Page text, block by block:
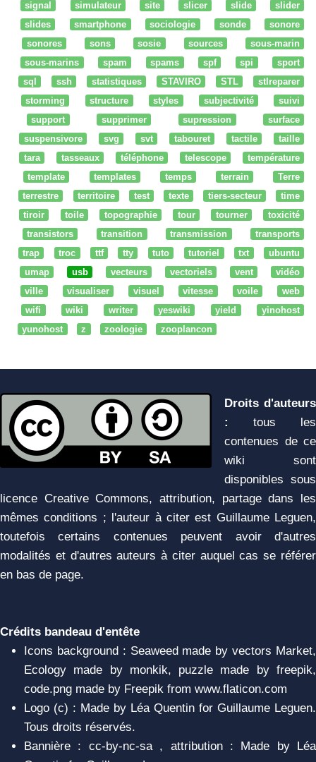
signal
simulateur site slicer slide
slider
slides
smartphone sociologie sonde
sonore
sonores
sons sosie sources
sous-marin
sous-marins
spam spams spf spi
sport
sql
ssh statistiques STAVIRO STL
stlreparer
storming
structure styles subjectivité
suivi
support
supprimer supression
surface
suspensivore
svg svt tabouret tactile
taille
tara
tasseaux téléphone telescope
température
template
templates temps terrain
Terre
terrestre
territoire test texte tiers-secteur
time
tiroir
toile topographie tour tourner
toxicité
transistors
transition transmission
transports
trap
troc ttf tty tuto tutoriel txt
ubuntu
umap
usb vecteurs vectoriels vent
vidéo
ville
visualiser visuel vitesse voile
web
wifi
wiki writer yeswiki yield
yinohost
yunohost
z zoologie zooplancon
Droits d'auteurs
:
tous les
contenues de ce
wiki sont
disponibles sous
licence Creative Commons, attribution, partage dans les
mêmes conditions ; l'auteur à citer est Guillaume Leguen,
toutefois certains contenues peuvent avoir d'autres
modalités et d'autres auteurs à citer auquel cas se référer
en bas de page.
Crédits bandeau d'entête
Icons background : Seaweed made by vectors Market,
Ecology made by monkik, puzzle made by freepik,
code.png made by Freepik from www.flaticon.com
Logo (c) : Made by Léa Quentin for Guillaume Leguen.
Tous droits réservés.
Bannière : cc-by-nc-sa , attribution : Made by Léa